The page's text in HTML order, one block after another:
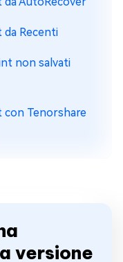
da Recenti
non salvati
con Tenorshare
versione